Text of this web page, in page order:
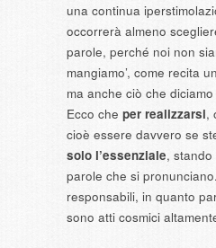
una continua
occorrerà almeno
parole, perché noi non
mangiamo’, come recita
ma anche ciò che
Ecco che per realizzarsi,
cioè essere davvero se
solo l’essenziale, stando
parole che si
responsabili, in quanto
sono atti cosmici